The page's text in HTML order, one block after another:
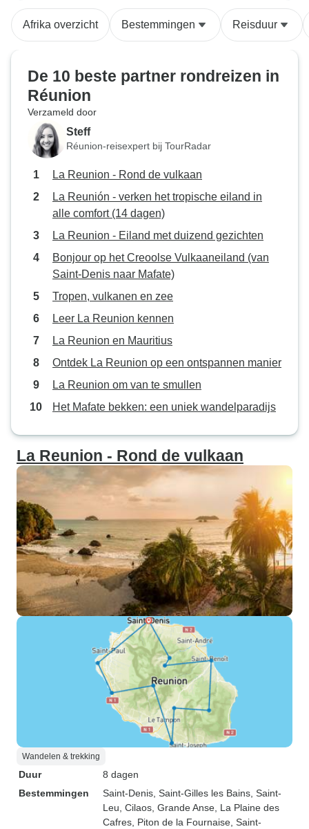
Afrika overzicht Bestemmingen Reisduur
De 10 beste partner rondreizen in
Réunion
Verzameld door
Steff
Réunion-reisexpert bij TourRadar
La Reunion - Rond de vulkaan
La Reunión - verken het tropische eiland in
alle comfort (14 dagen)
La Reunion - Eiland met duizend gezichten
Bonjour op het Creoolse Vulkaaneiland (van
Saint-Denis naar Mafate)
Tropen, vulkanen en zee
Leer La Reunion kennen
La Reunion en Mauritius
Ontdek La Reunion op een ontspannen manier
La Reunion om van te smullen
Het Mafate bekken: een uniek wandelparadijs
La Reunion - Rond de vulkaan
Wandelen & trekking
Duur
8 dagen
Bestemmingen
Saint-Denis , Saint-Gilles les Bains , Saint-
Leu , Cilaos , Grande Anse , La Plaine des
Cafres , Piton de la Fournaise , Saint-